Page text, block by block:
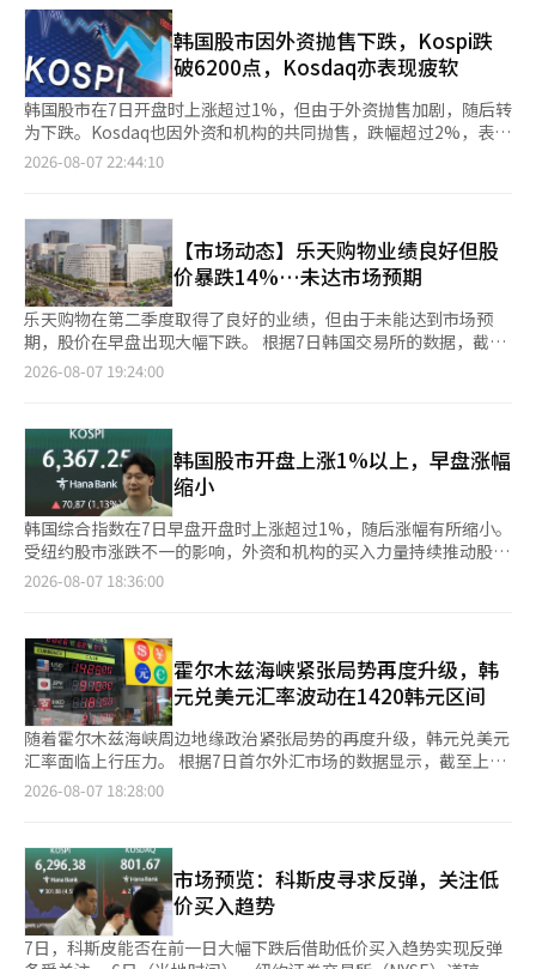
吐涨幅，最终以弱势收盘。 在证券市场上，个人和机构分别净买
入2670亿韩元和5790亿韩元，进行低价买入。相反，外资则净卖
出8625亿韩元，导致指数下跌。 Kospi市值前列的股票表现不
一。三星电子（0.22%）、三星电机（3.99%）、LG能源解决方案
（4.35%）、三星生物制药（2.77%）、KB金融（2.51%）、汉华
航空航天（4.08%）均上涨。相反，SK海力士（-4.88%）、SK广
场（-3.20%）、现代汽车（-1.13%）等则下跌。 Kosdaq指数收
于798.81点，较前一交易日下跌2.86点（0.36%）。该指数开盘时
为下跌，一度下跌超过3%，后有所回升。 在Kosdaq市场上，外
资和机构分别净卖出2540亿韩元和1030亿韩元。个人则净买入
3406亿韩元，吸纳了抛售的股票。 Kosdaq市值前列的股票走势也
各异。阿尔特基因（3.29%）、生态科技（2.87%）、生态科技
B（4.39%）、HLB（5.97%）、ABL生物（3.96%）、佩普特龙
（2.13%）等均上涨。相反，彩虹机器人（-5.01%）、周成工程
（-4.20%）、利诺工业（-1.79%）、元益IPS（-4.64%）等则下
跌。※ 本报道经人工智能（AI）系统翻译与编辑。
韩国股市因外资抛售下跌，Kospi跌
破6200点，Kosdaq亦表现疲软
韩国股市在7日开盘时上涨超过1%，但由于外资抛售加剧，随后转
为下跌。Kosdaq也因外资和机构的共同抛售，跌幅超过2%，表现
疲软。 根据韩国交易所的数据，截至下午1时31分，Kospi指数较
为下跌并扩大跌幅。 在证券市场上，个人和机构分别净买入446亿
韩元和5115亿韩元，而外资则净卖出5419亿韩元。 Kospi市值前
列的股票表现不一。三星电子（上涨1.19%）、三星电机（上涨
4.31%）、LG能源解决方案（上涨2.32%）、三星生物制药（上涨
1.19%）、KB金融（上涨1.57%）和汉华航空航天（上涨2.85%）
均上涨。相反，SK海力士（下跌4.68%）、SK广场（下跌
3.25%）和现代汽车（下跌1.69%）则出现下跌。 同一时间，
Kosdaq指数较前一个交易日下跌16.01点（2.00%），报785.66
点，但随后转为下跌。 在Kosdaq市场上，外资和机构分别净卖出
2267亿韩元和1532亿韩元，个人则净买入3705亿韩元。 Kosdaq
市值前列的股票表现也不一。阿尔特基因（上涨0.17%）、
EcoPro BM（上涨0.39%）、HLB（上涨2.56%）、ABL Bio（上
涨0.84%）和Peptron（上涨1.01%）均上涨。相反，
EcoPro（下跌0.60%）、彩虹机器人（下跌7.56%）、周成工程
（下跌4.95%）、利诺工业（下跌2.09%）和元益IPS（下跌
5.08%）则出现下跌。※ 本报道经人工智能（AI）系统翻译与编
2026-08-07 22:44:10
【市场动态】乐天购物业绩良好但股
价暴跌14%…未达市场预期
乐天购物在第二季度取得了良好的业绩，但由于未能达到市场预
期，股价在早盘出现大幅下跌。 根据7日韩国交易所的数据，截至
上午10时15分，乐天购物的股价较前一交易日下跌了1万6100韩元
年同期相比，分别增长了4%和121.2%。 百货业务部门推动了整
体业绩的改善。百货部门的营业收入为8912亿韩元，同比增长
9.2%，营业利润为1197亿韩元。分析认为，海外游客增加和消费
心理恢复等因素对业绩产生了积极影响。 超市和电视购物部门也
显示出增长趋势。超市部门的营业收入同比增长2.6%，电视购物
部门的营业收入也增长了3.3%。各主要业务部门的业绩改善显著
提升了公司的盈利能力。 然而，由于未能满足市场的预期，这导
致了股价的下跌。根据金融信息公司FnGuide的分析，证券界预计
于预期20.65%。※ 本报道经人工智能（AI）系统翻译与编辑。
2026-08-07 19:24:00
韩国股市开盘上涨1%以上，早盘涨幅
缩小
韩国综合指数在7日早盘开盘时上涨超过1%，随后涨幅有所缩小。
受纽约股市涨跌不一的影响，外资和机构的买入力量持续推动股市
上涨。 根据韩国交易所的数据，截至上午9时17分，韩国综合指数
有所减少。 在证券市场上，个人投资者净卖出2598亿韩元，而外
资和机构分别净买入2838亿韩元和15亿韩元。 韩国综合指数市值
前列的股票普遍上涨。三星电子（0.87%）、SK海力士
（0.20%）、SK广场（0.72%）、三星电机（2.20%）、现代汽车
（0.25%）、LG能源解决方案（1.45%）、KB金融（0.12%）等
均有所上涨。相反，三星生物制药（-0.20%）和三星生命
（-0.87%）则出现下跌。 同一时间，科斯达克指数较前一交易日
上涨7.35点（0.92%），报809.02点。该指数开盘时较前一交易日
机构分别净买入243亿韩元和175亿韩元，而外资则净卖出412亿韩
元。 科斯达克市值前列的股票表现不一。阿尔特基（0.17%）、生
态科技（3.35%）、生态科技比姆（3.12%）、HLB（1.85%）、
ABLBio（1.08%）、佩普特龙（2.02%）等股票上涨。相反，彩
虹机器人（-3.78%）、周成工程（-0.22%）、利诺工业
（-0.15%）、元益IPS（-2.05%）等则下跌。 与此同时，纽约证
2026-08-07 18:36:00
霍尔木兹海峡紧张局势再度升级，韩
元兑美元汇率波动在1420韩元区间
随着霍尔木兹海峡周边地缘政治紧张局势的再度升级，韩元兑美元
汇率面临上行压力。 根据7日首尔外汇市场的数据显示，截至上午
9时20分，韩元兑美元汇率为1422.9韩元。 尽管近期美国与伊朗之
推动禁止美国和以色列船只通过霍尔木兹海峡，这引发了对双方外
交解决方案难以达成的担忧。因此，国际油价反弹，进一步加大了
美国国债收益率和美元的上行压力。 美国股市在前一交易日也因
霍尔木兹海峡的不确定性以及对美联储9月加息的担忧，导致油价
和市场利率上升，股市下跌。投资者在等待7月非农就业数据发布
2026-08-07 18:28:00
市场预览：科斯皮寻求反弹，关注低
价买入趋势
7日，科斯皮能否在前一日大幅下跌后借助低价买入趋势实现反弹